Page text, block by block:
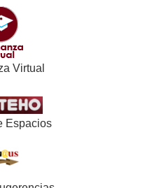
Virtual
Espacios